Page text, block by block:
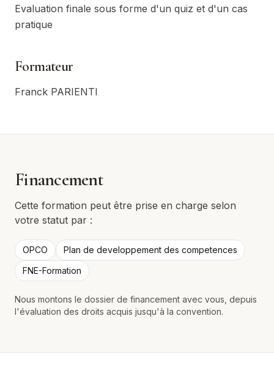
Evaluation finale sous forme d'un quiz et d'un cas
pratique
Formateur
Franck PARIENTI
Financement
Cette formation peut être prise en charge selon
votre statut par :
OPCO
Plan de developpement des competences
FNE-Formation
Nous montons le dossier de financement avec vous, depuis
l'évaluation des droits acquis jusqu'à la convention.